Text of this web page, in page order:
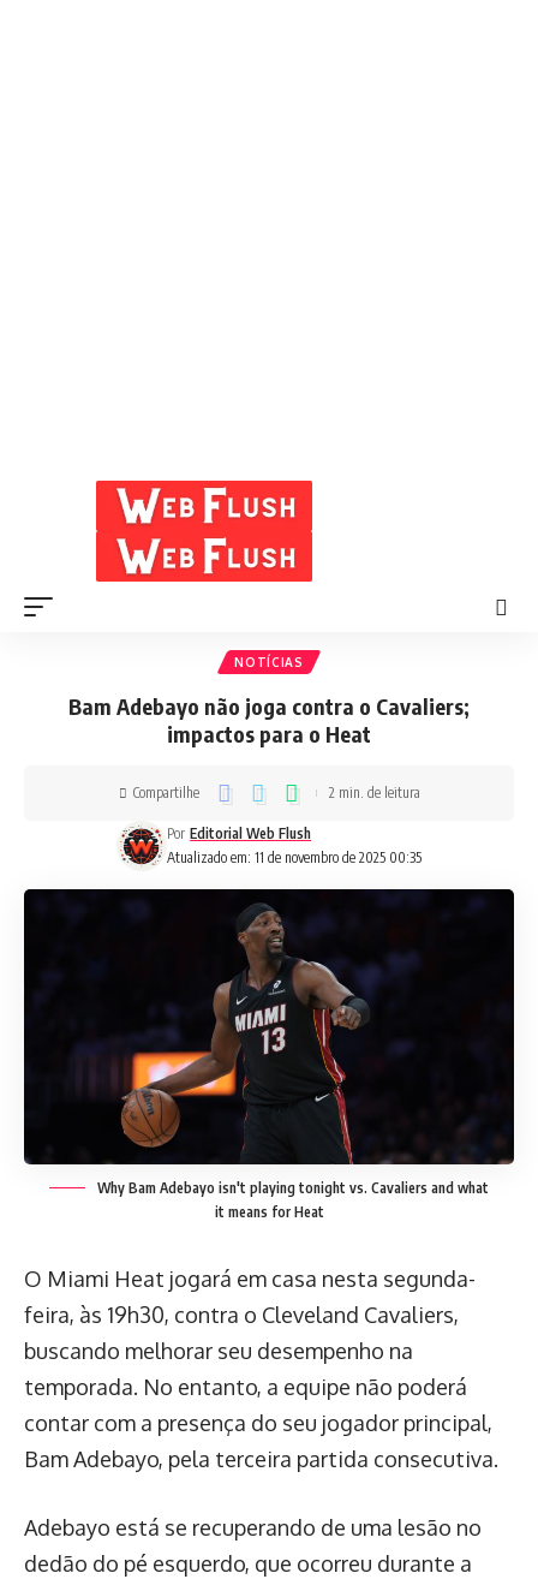
NOTÍCIAS
Bam Adebayo não joga contra o Cavaliers;
impactos para o Heat
Atualizado em: 11 de novembro de 2025 00:35
Por Editorial Web Flush
Compartilhe 2 min. de leitura
Why Bam Adebayo isn't playing tonight vs. Cavaliers and what
it means for Heat
O Miami Heat jogará em casa nesta segunda-
feira, às 19h30, contra o Cleveland Cavaliers,
buscando melhorar seu desempenho na
temporada. No entanto, a equipe não poderá
contar com a presença do seu jogador principal,
Bam Adebayo, pela terceira partida consecutiva.
Adebayo está se recuperando de uma lesão no
dedão do pé esquerdo, que ocorreu durante a